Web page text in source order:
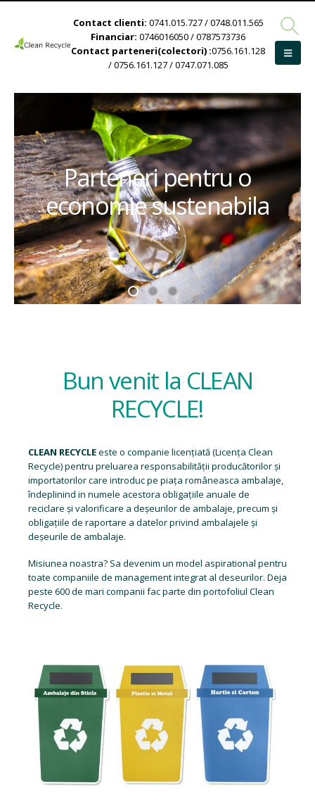
Contact clienti: 0741.015.727 / 0748.011.565
Financiar: 0746016050 / 0787573736
Contact parteneri(colectori) :0756.161.128
/ 0756.161.127 / 0747.071.085
Parteneri pentru o
economie sustenabila
Bun venit la CLEAN
RECYCLE!
CLEAN RECYCLEeste o companie licențiată (Licența Clean
Recycle) pentru preluarea responsabilității producătorilor și
importatorilor care introduc pe piața româneasca ambalaje,
îndeplinind in numele acestora obligațiile anuale de
reciclare și valorificare a deșeurilor de ambalaje, precum și
obligațiile de raportare a datelor privind ambalajele și
deșeurile de ambalaje.
Misiunea noastra? Sa devenim un model aspirational pentru
toate companiile de management integrat al deseurilor. Deja
peste 600 de mari companii fac parte din portofoliul Clean
Recycle.